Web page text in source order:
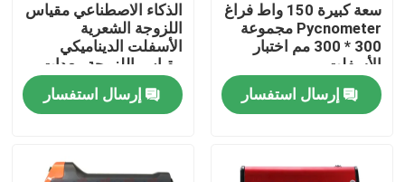
منزل
المنتجات
حول بنا
سعة كبيرة 150 واط فراغ
Pycnometer مجموعة
300 * 300 مم اختبار
الأسفلت
إرسال استفسار
الذكاء الاصطناعي مقياس
اللزوجة الشعرية
الأسفلت الديناميكي
مقياس اللزوجة معدات
اختبار الأسفلت
إرسال استفسار